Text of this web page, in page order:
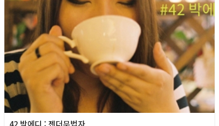
42 박에디 : 젠더무법자